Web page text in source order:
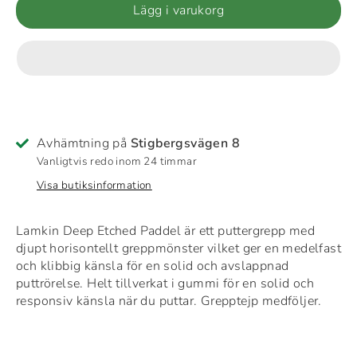
Lägg i varukorg
Avhämtning på Stigbergsvägen 8
Vanligtvis redo inom 24 timmar
Visa butiksinformation
Lamkin Deep Etched Paddel är ett puttergrepp med
djupt horisontellt greppmönster vilket ger en medelfast
och klibbig känsla för en solid och avslappnad
puttrörelse. Helt tillverkat i gummi för en solid och
responsiv känsla när du puttar. Grepptejp medföljer.